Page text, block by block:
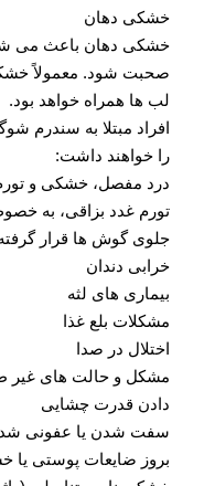
خشکی دهان
خشکی دهان باعث می
صحبت شود. معمولاً
لب ها همراه خواهد بود.
افراد مبتلا به سندرم
را خواهند داشت:
درد مفصل، خشکی و
تورم غدد بزاقی، به
جلوی گوش ها قرار گرفته
خرابی دندان
بیماری های لثه
مشکلات بلع غذا
اختلال در صدا
مشکل و حالت های غیر
دادن قدرت چشایی
سفت شدن یا عفونی شدن
بروز ضایعات پوستی